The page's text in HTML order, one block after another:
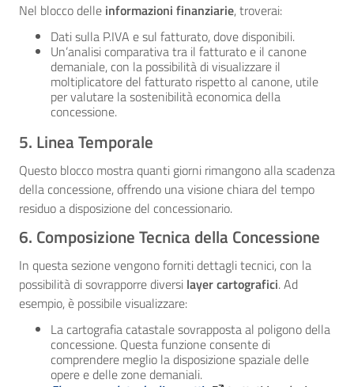
Nel blocco delle informazioni finanziarie, troverai:
Dati sulla P.IVA e sul fatturato, dove disponibili.
Un’analisi comparativa tra il fatturato e il canone
demaniale, con la possibilità di visualizzare il
moltiplicatore del fatturato rispetto al canone, utile
per valutare la sostenibilità economica della
concessione.
5. Linea Temporale
Questo blocco mostra quanti giorni rimangono alla scadenza
della concessione, offrendo una visione chiara del tempo
residuo a disposizione del concessionario.
6. Composizione Tecnica della Concessione
In questa sezione vengono forniti dettagli tecnici, con la
possibilità di sovrapporre diversi layer cartografici. Ad
esempio, è possibile visualizzare:
La cartografia catastale sovrapposta al poligono della
concessione. Questa funzione consente di
comprendere meglio la disposizione spaziale delle
opere e delle zone demaniali.